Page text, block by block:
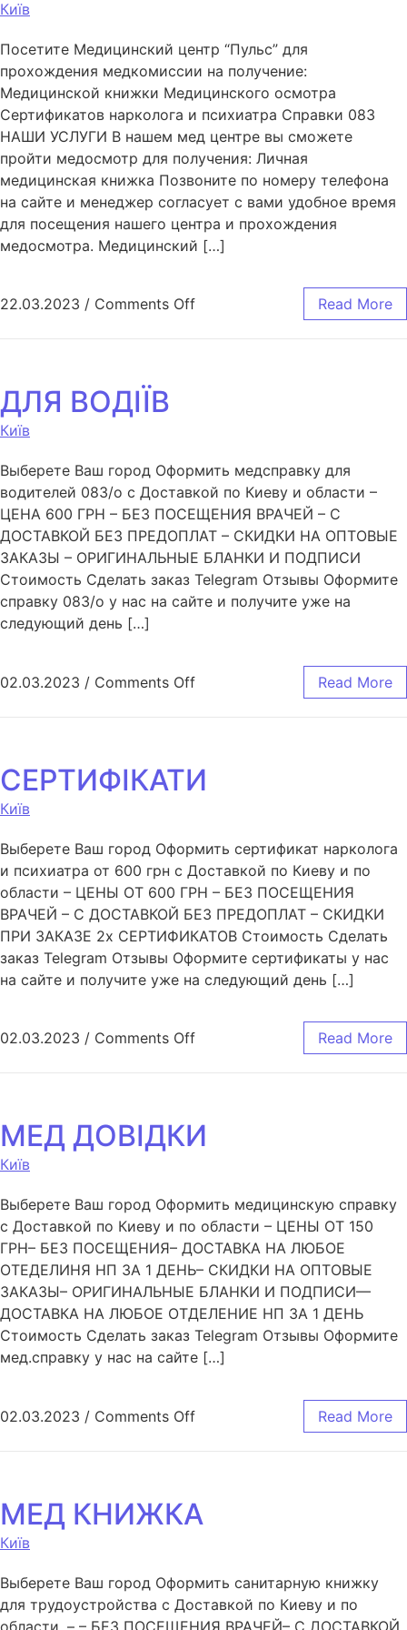
Київ
Посетите Медицинский центр “Пульс” для
прохождения медкомиссии на получение:
Медицинской книжки Медицинского осмотра
Сертификатов нарколога и психиатра Справки 083
НАШИ УСЛУГИ В нашем мед центре вы сможете
пройти медосмотр для получения: Личная
медицинская книжка Позвоните по номеру телефона
на сайте и менеджер согласует с вами удобное время
для посещения нашего центра и прохождения
медосмотра. Медицинский […]
22.03.2023 / Comments Off Read More
ДЛЯ ВОДІЇВ
Київ
Выберете Ваш город Оформить медсправку для
водителей 083/o с Доставкой по Киеву и области –
ЦЕНА 600 ГРН – БЕЗ ПОСЕЩЕНИЯ ВРАЧЕЙ – С
ДОСТАВКОЙ БЕЗ ПРЕДОПЛАТ – СКИДКИ НА ОПТОВЫЕ
ЗАКАЗЫ – ОРИГИНАЛЬНЫЕ БЛАНКИ И ПОДПИСИ
Стоимость Сделать заказ Telegram Отзывы Оформите
справку 083/o у нас на сайте и получите уже на
следующий день […]
02.03.2023 / Comments Off Read More
СЕРТИФІКАТИ
Київ
Выберете Ваш город Оформить сертификат нарколога
и психиатра от 600 грн с Доставкой по Киеву и по
области – ЦЕНЫ ОТ 600 ГРН – БЕЗ ПОСЕЩЕНИЯ
ВРАЧЕЙ – С ДОСТАВКОЙ БЕЗ ПРЕДОПЛАТ – СКИДКИ
ПРИ ЗАКАЗЕ 2х СЕРТИФИКАТОВ Стоимость Сделать
заказ Telegram Отзывы Оформите сертификаты у нас
на сайте и получите уже на следующий день […]
02.03.2023 / Comments Off Read More
МЕД ДОВІДКИ
Київ
Выберете Ваш город Оформить медицинскую справку
с Доставкой по Киеву и по области – ЦЕНЫ ОТ 150
ГРН– БЕЗ ПОСЕЩЕНИЯ– ДОСТАВКА НА ЛЮБОЕ
ОТЕДЕЛИНЯ НП ЗА 1 ДЕНЬ– СКИДКИ НА ОПТОВЫЕ
ЗАКАЗЫ– ОРИГИНАЛЬНЫЕ БЛАНКИ И ПОДПИСИ—
ДОСТАВКА НА ЛЮБОЕ ОТДЕЛЕНИЕ НП ЗА 1 ДЕНЬ
Стоимость Сделать заказ Telegram Отзывы Оформите
мед.справку у нас на сайте […]
02.03.2023 / Comments Off Read More
МЕД КНИЖКА
Київ
Выберете Ваш город Оформить санитарную книжку
для трудоустройства с Доставкой по Киеву и по
области. – – БЕЗ ПОСЕЩЕНИЯ ВРАЧЕЙ– С ДОСТАВКОЙ